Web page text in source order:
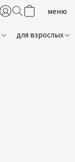
для взрослых